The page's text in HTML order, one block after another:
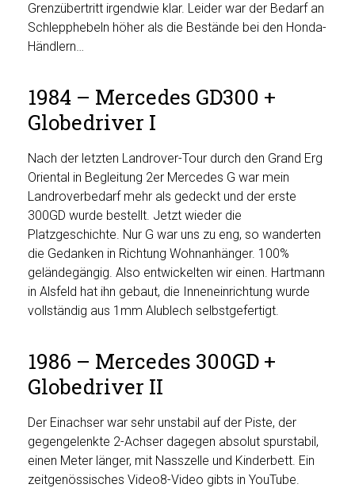
Grenzübertritt irgendwie klar. Leider war der Bedarf an
Schlepphebeln höher als die Bestände bei den Honda-
Händlern…
1984 – Mercedes GD300 +
Globedriver I
Nach der letzten Landrover-Tour durch den Grand Erg
Oriental in Begleitung 2er Mercedes G war mein
Landroverbedarf mehr als gedeckt und der erste
300GD wurde bestellt. Jetzt wieder die
Platzgeschichte. Nur G war uns zu eng, so wanderten
die Gedanken in Richtung Wohnanhänger. 100%
geländegängig. Also entwickelten wir einen. Hartmann
in Alsfeld hat ihn gebaut, die Inneneinrichtung wurde
vollständig aus 1mm Alublech selbstgefertigt.
1986 – Mercedes 300GD +
Globedriver II
Der Einachser war sehr unstabil auf der Piste, der
gegengelenkte 2-Achser dagegen absolut spurstabil,
einen Meter länger, mit Nasszelle und Kinderbett. Ein
zeitgenössisches Video8-Video gibts in YouTube.